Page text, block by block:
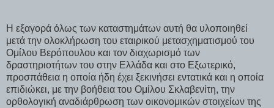
Η εξαγορά όλως των καταστημάτων αυτή θα υλοποιηθεί
μετά την ολοκλήρωση του εταιρικού μετασχηματισμού του
Ομίλου Βερόπουλου και τον διαχωρισμό των
δραστηριοτήτων του στην Ελλάδα και στο Εξωτερικό,
προσπάθεια η οποία ήδη έχει ξεκινήσει εντατικά και η οποία
επιδιώκει, με την βοήθεια του Ομίλου Σκλαβενίτη, την
ορθολογική αναδιάρθρωση των οικονομικών στοιχείων της